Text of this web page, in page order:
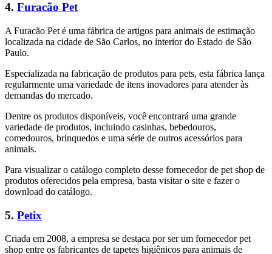
4. Furacão Pet
A Furacão Pet é uma fábrica de artigos para animais de estimação
localizada na cidade de São Carlos, no interior do Estado de São
Paulo.
Especializada na fabricação de produtos para pets, esta fábrica lança
regularmente uma variedade de itens inovadores para atender às
demandas do mercado.
Dentre os produtos disponíveis, você encontrará uma grande
variedade de produtos, incluindo casinhas, bebedouros,
comedouros, brinquedos e uma série de outros acessórios para
animais.
Para visualizar o catálogo completo desse fornecedor de pet shop de
produtos oferecidos pela empresa, basta visitar o site e fazer o
download do catálogo.
5. Petix
Criada em 2008, a empresa se destaca por ser um fornecedor pet
shop entre os fabricantes de tapetes higiênicos para animais de